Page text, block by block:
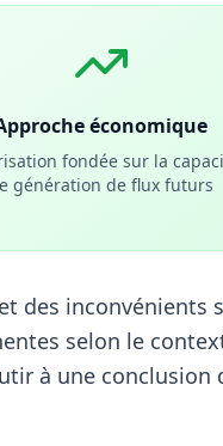
économique
fondée sur la
génération de flux futurs
des
selon le
à une conclusion